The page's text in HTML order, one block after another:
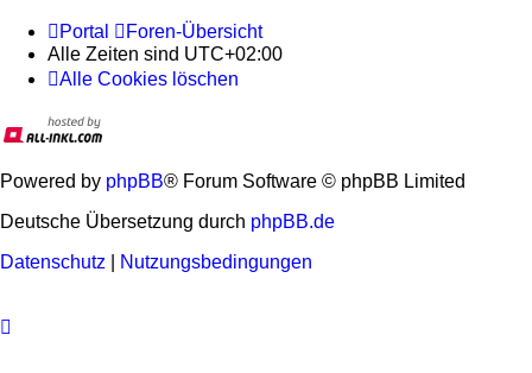
Portal
Foren-Übersicht
Alle Zeiten sind UTC+02:00
Alle Cookies löschen
Powered by phpBB® Forum Software © phpBB Limited
Deutsche Übersetzung durch phpBB.de
Datenschutz
Nutzungsbedingungen